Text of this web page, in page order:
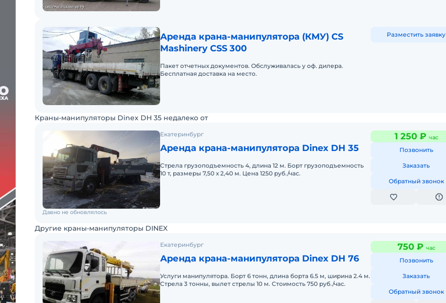
Аренда крана-манипулятора (КМУ) CS
Mashinery CSS 300
Пакет отчетных документов. Обслуживалась у оф. дилера.
Бесплатная доставка на место.
Разместить заявку
Краны-манипуляторы Dinex DH 35 недалеко от
Екатеринбург
Аренда крана-манипулятора Dinex DH 35
Стрела грузоподъемность 4, длина 12 м. Борт грузоподъемность
10 т, размеры 7,50 х 2,40 м. Цена 1250 руб./час.
1 250 ₽ час
Позвонить
Заказать
Обратный звонок
Давно не обновлялось
Другие краны-манипуляторы DINEX
Екатеринбург
Аренда крана-манипулятора Dinex DH 76
Услуги манипулятора. Борт 6 тонн, длина борта 6.5 м, ширина 2.4 м.
Стрела 3 тонны, вылет стрелы 10 м. Стоимость 750 руб./час.
750 ₽ час
Позвонить
Заказать
Обратный звонок